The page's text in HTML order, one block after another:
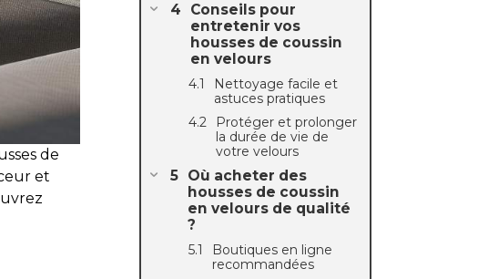
de
et
Conseils pour
entretenir vos
housses de coussin
en velours
Nettoyage facile et
astuces pratiques
Protéger et prolonger
la durée de vie de
votre velours
Où acheter des
housses de coussin
en velours de qualité
?
Boutiques en ligne
recommandées